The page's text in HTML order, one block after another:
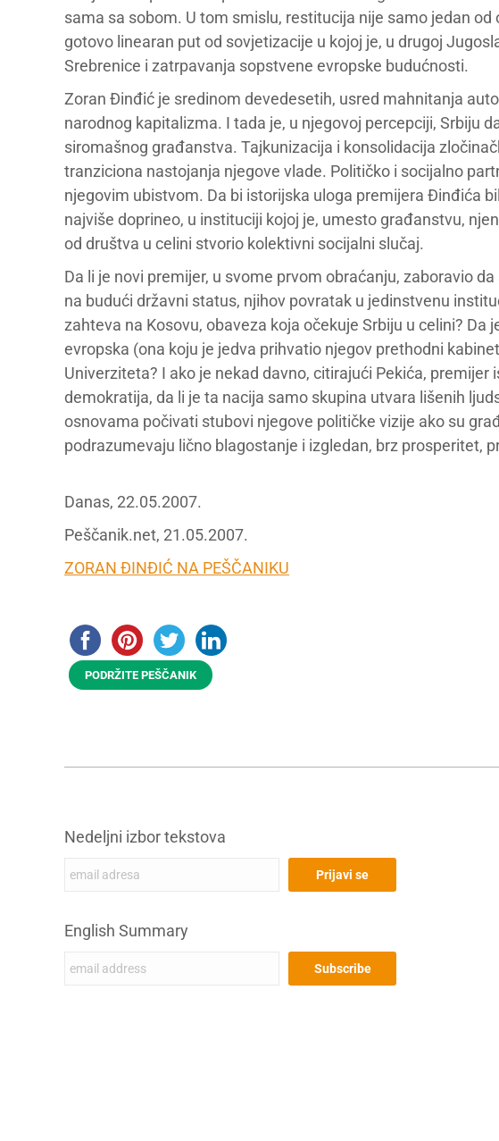
sama sa sobom. U tom smislu, restitucija nije samo jedan
gotovo linearan put od sovjetizacije u kojoj je, u drugoj
Srebrenice i zatrpavanja sopstvene evropske budućnosti.
Zoran Đinđić je sredinom devedesetih, usred mahnitanja
narodnog kapitalizma. I tada je, u njegovoj percepciji, Srbiju
siromašnog građanstva. Tajkunizacija i konsolidacija
tranziciona nastojanja njegove vlade. Političko i socijalno
njegovim ubistvom. Da bi istorijska uloga premijera Đinđića
najviše doprineo, u instituciji kojoj je, umesto građanstvu,
od društva u celini stvorio kolektivni socijalni slučaj.
Da li je novi premijer, u svome prvom obraćanju, zaboravio
na budući državni status, njihov povratak u jedinstvenu
zahteva na Kosovu, obaveza koja očekuje Srbiju u celini? Da
evropska (ona koju je jedva prihvatio njegov prethodni
Univerziteta? I ako je nekad davno, citirajući Pekića, premijer
demokratija, da li je ta nacija samo skupina utvara lišenih
osnovama počivati stubovi njegove političke vizije ako su
podrazumevaju lično blagostanje i izgledan, brz prosperitet,
Danas, 22.05.2007.
Peščanik.net, 21.05.2007.
ZORAN ĐINĐIĆ NA PEŠČANIKU
PODRŽITE PEŠČANIK
Nedeljni izbor tekstova
English Summary